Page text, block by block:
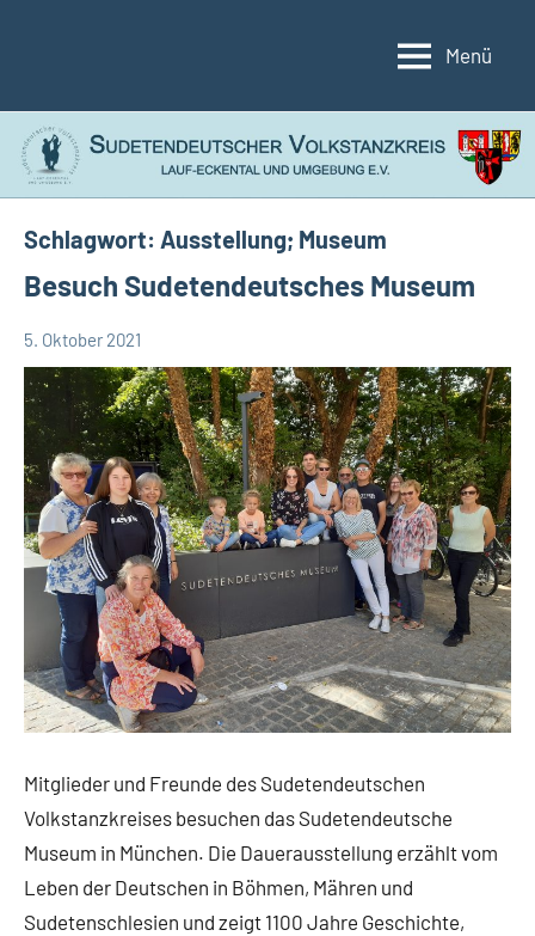
Volkstanzkreis
und
Umgebung
e.V.
Menü
Schlagwort: Ausstellung; Museum
Besuch Sudetendeutsches Museum
5. Oktober 2021
Gerstner
Mitglieder und Freunde des Sudetendeutschen
Volkstanzkreises besuchen das Sudetendeutsche
Museum in München. Die Dauerausstellung erzählt vom
Leben der Deutschen in Böhmen, Mähren und
Sudetenschlesien und zeigt 1100 Jahre Geschichte,